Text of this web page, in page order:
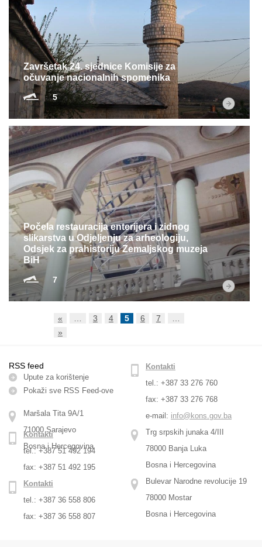
Završetak 24. sjednice Komisije za
očuvanje nacionalnih spomenika
5
Počela restauracija enterijera i zidnog
slikarstva u Odjeljenju za arheologiju,
Odsjek za prahistoriju Zemaljskog muzeja
BiH
7
« 3 4 5 6 7
»
RSS feed
Upute za korištenje
Pokaži sve RSS Feed-оve
Maršala Tita 9A/1
71000 Sarajevo
Bosna i Hercegovina
Kontakti
tel.: +387 33 276 760
fax: +387 33 276 768
e-mail: info@kons.gov.ba
Trg srpskih junaka 4/III
78000 Banja Luka
Bosna i Hercegovina
Kontakti
tel.: +387 51 492 194
fax: +387 51 492 195
Bulevar Narodne revolucije 19
78000 Mostar
Bosna i Hercegovina
Kontakti
tel.: +387 36 558 806
fax: +387 36 558 807